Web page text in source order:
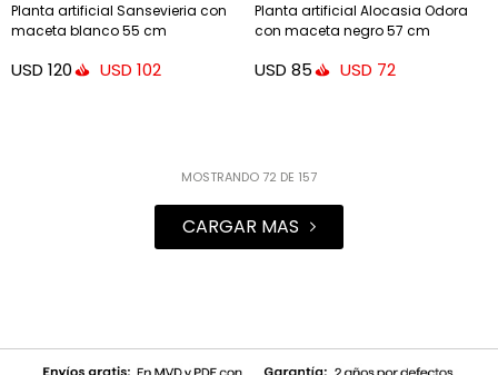
Planta artificial Sansevieria con
maceta blanco 55 cm
USD 120 USD 102
Planta artificial Alocasia Odora
con maceta negro 57 cm
USD 85 USD 72
MOSTRANDO 72 DE 157